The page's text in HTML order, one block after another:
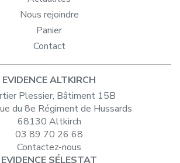
Nous rejoindre
Panier
Contact
EVIDENCE ALTKIRCH
Plessier, Bâtiment 15B
du 8e Régiment de Hussards
68130 Altkirch
03 89 70 26 68
Contactez-nous
EVIDENCE SÉLESTAT